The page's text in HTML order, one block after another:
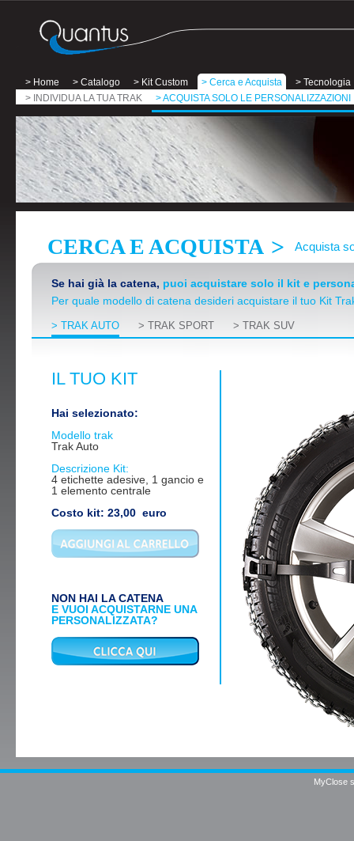
> Home > Catalogo > Kit Custom
> Cerca e Acquista
> INDIVIDUA LA TUA TRAK
> ACQUISTA SOLO LE PERSONALIZZAZIONI
> Tecnologia
CERCA E ACQUISTA > Acquista
Se hai già la catena, puoi acquistare solo il kit e
Per quale modello di catena desideri acquistare il tuo Kit
> TRAK AUTO > TRAK SPORT > TRAK SUV
IL TUO KIT
Hai selezionato:
Modello trak
Trak Auto
Descrizione Kit:
4 etichette adesive, 1 gancio e
1 elemento centrale
Costo kit: 23,00 euro
NON HAI LA CATENA
E VUOI ACQUISTARNE UNA
PERSONALIZZATA?
MyClose